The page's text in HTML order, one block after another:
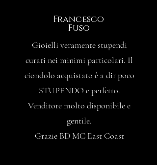
Francesco
Fuso
Gioielli veramente stupendi
curati nei minimi particolari. Il
ciondolo acquistato è a dir poco
STUPENDO e perfetto.
Venditore molto disponibile e
gentile.
Grazie BD MC East Coast